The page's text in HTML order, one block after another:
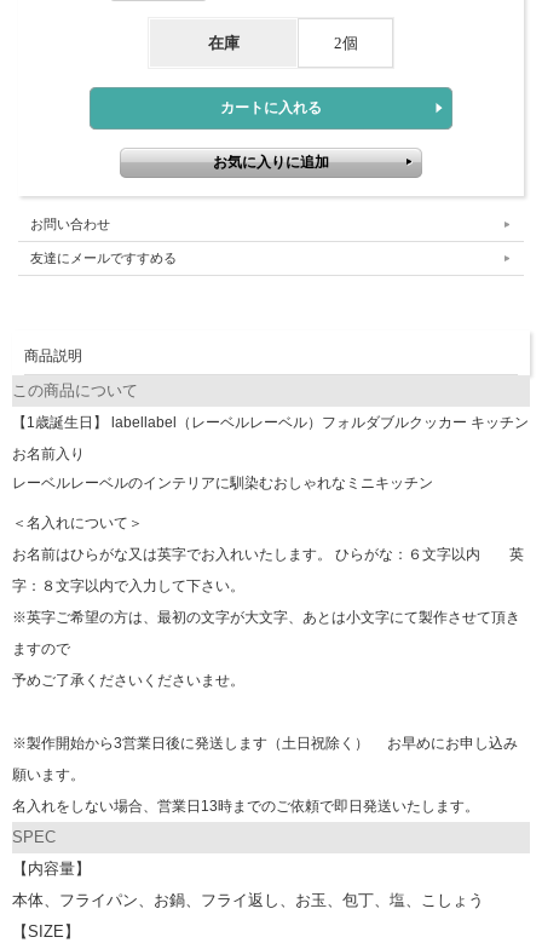
在庫 2個
お問い合わせ
友達にメールですすめる
商品説明
この商品について
【1歳誕生日】 labellabel（レーベルレーベル）フォルダブルクッカー キッチン
お名前入り
レーベルレーベルのインテリアに馴染むおしゃれなミニキッチン
＜名入れについて＞
お名前はひらがな又は英字でお入れいたします。 ひらがな：６文字以内 英
字：８文字以内で入力して下さい。
※英字ご希望の方は、最初の文字が大文字、あとは小文字にて製作させて頂き
ますので
予めご了承くださいくださいませ。
※製作開始から3営業日後に発送します（土日祝除く） お早めにお申し込み
願います。
名入れをしない場合、営業日13時までのご依頼で即日発送いたします。
SPEC
【内容量】
本体、フライパン、お鍋、フライ返し、お玉、包丁、塩、こしょう
【SIZE】